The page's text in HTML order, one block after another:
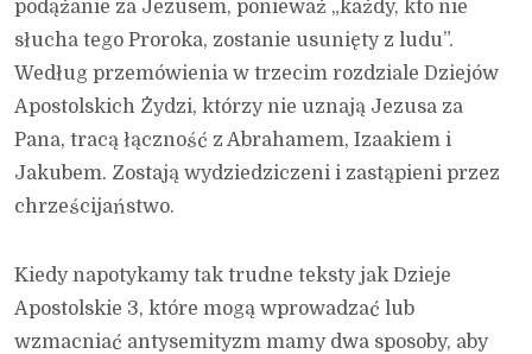
podążanie za Jezusem, ponieważ „każdy, kto nie
słucha tego Proroka, zostanie usunięty z ludu”.
Według przemówienia w trzecim rozdziale Dziejów
Apostolskich Żydzi, którzy nie uznają Jezusa za
Pana, tracą łączność z Abrahamem, Izaakiem i
Jakubem. Zostają wydziedziczeni i zastąpieni przez
chrześcijaństwo.
Kiedy napotykamy tak trudne teksty jak Dzieje
Apostolskie 3, które mogą wprowadzać lub
wzmacniać antysemityzm mamy dwa sposoby, aby